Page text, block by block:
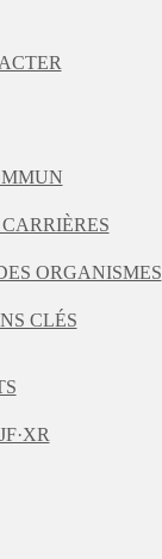
ORGANISMES
CLÉS